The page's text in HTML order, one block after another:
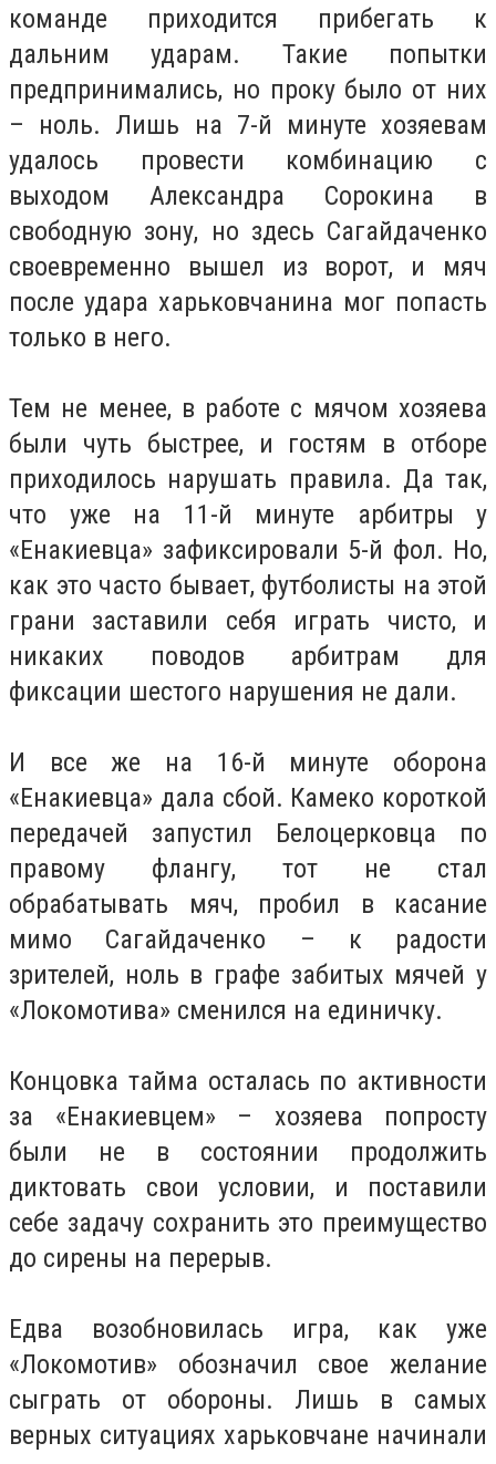
команде приходится прибегать к
дальним ударам. Такие попытки
предпринимались, но проку было от них
– ноль. Лишь на 7-й минуте хозяевам
удалось провести комбинацию с
выходом Александра Сорокина в
свободную зону, но здесь Сагайдаченко
своевременно вышел из ворот, и мяч
после удара харьковчанина мог попасть
только в него.
Тем не менее, в работе с мячом хозяева
были чуть быстрее, и гостям в отборе
приходилось нарушать правила. Да так,
что уже на 11-й минуте арбитры у
«Енакиевца» зафиксировали 5-й фол. Но,
как это часто бывает, футболисты на этой
грани заставили себя играть чисто, и
никаких поводов арбитрам для
фиксации шестого нарушения не дали.
И все же на 16-й минуте оборона
«Енакиевца» дала сбой. Камеко короткой
передачей запустил Белоцерковца по
правому флангу, тот не стал
обрабатывать мяч, пробил в касание
мимо Сагайдаченко – к радости
зрителей, ноль в графе забитых мячей у
«Локомотива» сменился на единичку.
Концовка тайма осталась по активности
за «Енакиевцем» – хозяева попросту
были не в состоянии продолжить
диктовать свои условии, и поставили
себе задачу сохранить это преимущество
до сирены на перерыв.
Едва возобновилась игра, как уже
«Локомотив» обозначил свое желание
сыграть от обороны. Лишь в самых
верных ситуациях харьковчане начинали